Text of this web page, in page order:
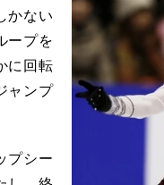
かない
ープを
に回転
ャンプ
プシー